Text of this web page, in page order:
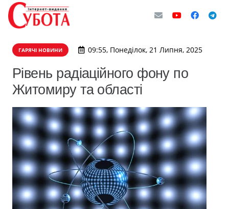
ГАРЯЧІ НОВИНИ 09:55, Понеділок, 21 Липня, 2025
Рівень радіаційного фону по
Житомиру та області